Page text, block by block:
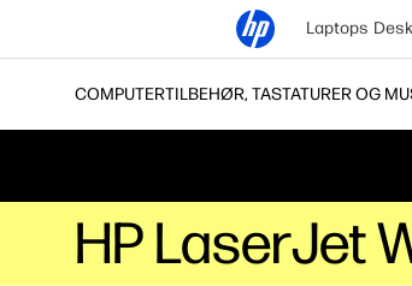
Laptops
COMPUTERTILBEHØR, TASTATURER OG
HP LaserJet